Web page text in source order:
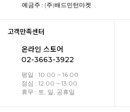
예금주 : (주)배드민턴마켓
고객만족센터
온라인 스토어
02-3663-3922
평일 : 10:00 ~ 16:00
점심 : 12:00 ~ 13:00
휴무 : 토, 일, 공휴일